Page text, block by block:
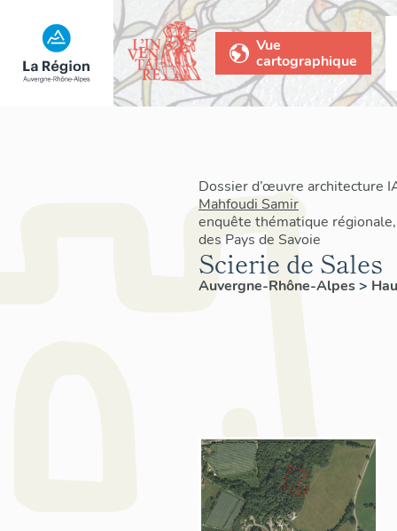
Vue
cartographique
Dossier d’œuvre architecture
Mahfoudi Samir
enquête thématique
des Pays de Savoie
Scierie de Sales
Auvergne-Rhône-Alpes>